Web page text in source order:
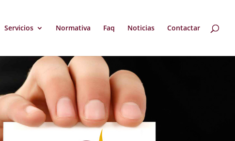
Servicios Normativa Faq Noticias Contactar